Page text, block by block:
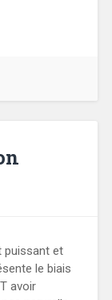
puissant et
le biais
avoir